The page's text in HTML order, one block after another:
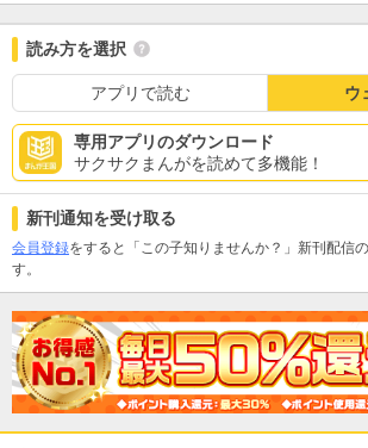
読み方を選択
アプリで読む ウ
専用アプリのダウンロード
サクサクまんがを読めて多機能！
新刊通知を受け取る
会員登録をすると「この子知りませんか？」新刊配信
す。